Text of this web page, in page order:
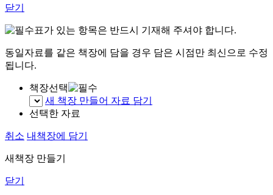
닫기
표가 있는 항목은 반드시 기재해 주셔야 합니다.
동일자료를 같은 책장에 담을 경우 담은 시점만 최신으로 수정
됩니다.
책장선택
새 책장 만들어 자료 담기
선택한 자료
취소 내책장에 담기
새책장 만들기
닫기